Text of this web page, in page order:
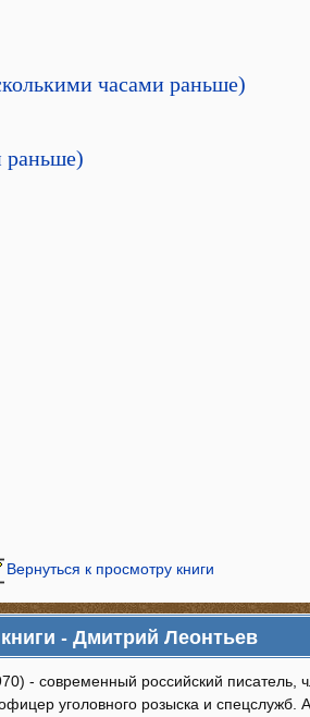
часами раньше)
раньше)
Вернуться к просмотру книги
- Дмитрий Леонтьев
- современный российский писатель,
уголовного розыска и спецслужб.